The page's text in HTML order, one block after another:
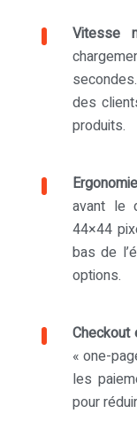
Vitesse
des
produits.
avant le
44×44
bas de
options.
« one-
les
pour